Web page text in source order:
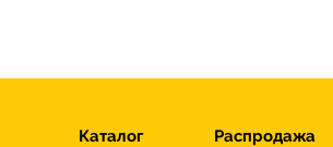
Каталог Распродажа